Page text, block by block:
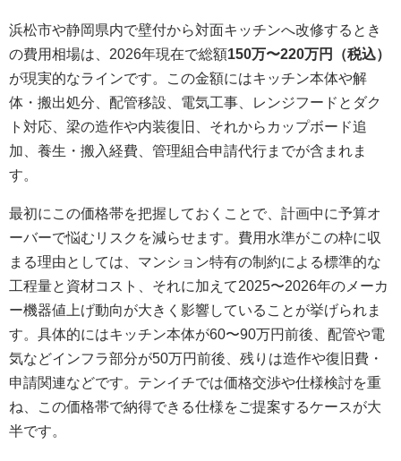
浜松市や静岡県内で壁付から対面キッチンへ改修するとき
の費用相場は、2026年現在で総額150万〜220万円（税込）
が現実的なラインです。この金額にはキッチン本体や解
体・搬出処分、配管移設、電気工事、レンジフードとダク
ト対応、梁の造作や内装復旧、それからカップボード追
加、養生・搬入経費、管理組合申請代行までが含まれま
す。
最初にこの価格帯を把握しておくことで、計画中に予算オ
ーバーで悩むリスクを減らせます。費用水準がこの枠に収
まる理由としては、マンション特有の制約による標準的な
工程量と資材コスト、それに加えて2025〜2026年のメーカ
ー機器値上げ動向が大きく影響していることが挙げられま
す。具体的にはキッチン本体が60〜90万円前後、配管や電
気などインフラ部分が50万円前後、残りは造作や復旧費・
申請関連などです。テンイチでは価格交渉や仕様検討を重
ね、この価格帯で納得できる仕様をご提案するケースが大
半です。